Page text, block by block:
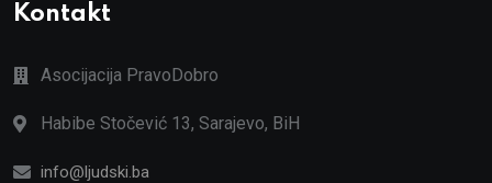
Kontakt
Asocijacija PravoDobro
Habibe Stočević 13, Sarajevo, BiH
info@ljudski.ba